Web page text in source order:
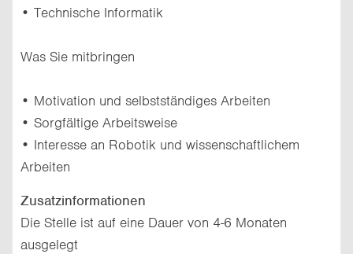
• Technische Informatik
Was Sie mitbringen
• Motivation und selbstständiges Arbeiten
• Sorgfältige Arbeitsweise
• Interesse an Robotik und wissenschaftlichem
Arbeiten
Zusatzinformationen
Die Stelle ist auf eine Dauer von 4-6 Monaten
ausgelegt